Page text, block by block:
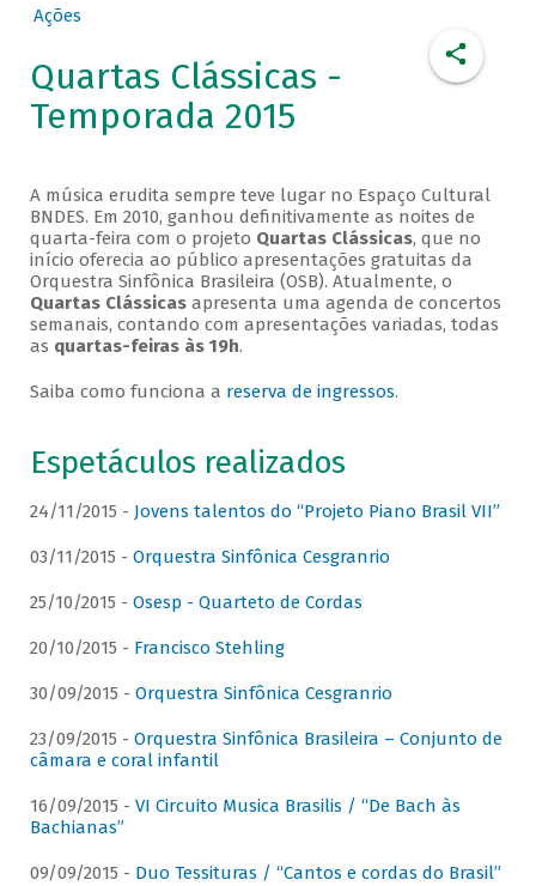
Ações
Quartas Clássicas -
Temporada 2015
A música erudita sempre teve lugar no Espaço Cultural
BNDES. Em 2010, ganhou definitivamente as noites de
quarta-feira com o projeto Quartas Clássicas, que no
início oferecia ao público apresentações gratuitas da
Orquestra Sinfônica Brasileira (OSB). Atualmente, o
Quartas Clássicasapresenta uma agenda de concertos
semanais, contando com apresentações variadas, todas
as quartas-feiras às 19h.
Saiba como funciona a reserva de ingressos.
Espetáculos realizados
24/11/2015 - Jovens talentos do “Projeto Piano Brasil VII”
03/11/2015 - Orquestra Sinfônica Cesgranrio
25/10/2015 - Osesp - Quarteto de Cordas
20/10/2015 - Francisco Stehling
30/09/2015 - Orquestra Sinfônica Cesgranrio
23/09/2015 - Orquestra Sinfônica Brasileira – Conjunto de
câmara e coral infantil
16/09/2015 - VI Circuito Musica Brasilis / “De Bach às
Bachianas”
09/09/2015 - Duo Tessituras / “Cantos e cordas do Brasil”